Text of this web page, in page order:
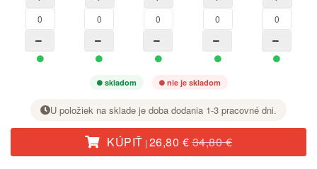
skladom nie je skladom
U položiek na sklade je doba dodania 1-3 pracovné dni.
KÚPIŤ | 26,80 €34,80 €